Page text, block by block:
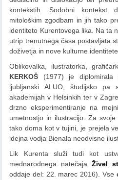
kontekstih. Sodobni kontekst
mitološkim zgodbam in jih tako
identiteto Kurentovega lika. Na ta
utrip trenutnega časa postavljata
doživetja in nove kulturne
Oblikovalka, ilustratorka,
KERKOŠ (1977) je diplomirala
ljubljanski ALUO, študijsko
akademijah v Helsinkih ter v
drzno eksperimentiranje na
umetnostjo in ilustracijo. Za
tako doma kot v tujini, je prejela
idejna vodja Bienala neodvisne
Lik Kurenta služi tudi kot
mednarodnega natečajaŽivel
oddaje del: 22. marec 2016). Vse